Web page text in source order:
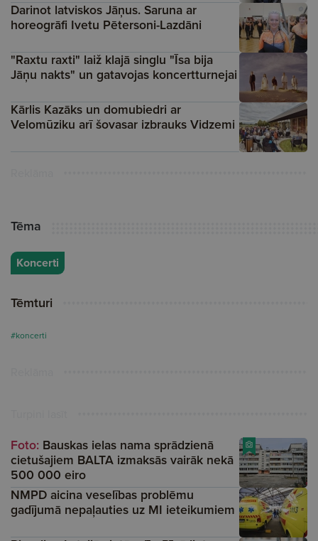
Darinot latviskos Jāņus. Saruna ar
horeogrāfi Ivetu Pētersoni-Lazdāni
"Raxtu raxti" laiž klajā singlu "Īsa bija
Jāņu nakts" un gatavojas koncertturnejai
Kārlis Kazāks un domubiedri ar
Velomūziku arī šovasar izbrauks Vidzemi
Tēma
Koncerti
Tēmturi
#koncerti
Foto: Bauskas ielas nama sprādzienā
cietušajiem BALTA izmaksās vairāk nekā
500 000 eiro
NMPD aicina veselības problēmu
gadījumā nepaļauties uz MI ieteikumiem